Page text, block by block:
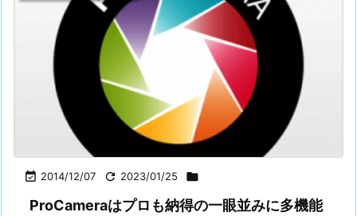
 2014/12/07  2023/01/25 
ProCameraはプロも納得の一眼並みに多機能